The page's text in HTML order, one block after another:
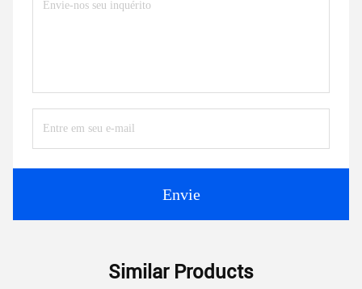
Envie
Similar Products